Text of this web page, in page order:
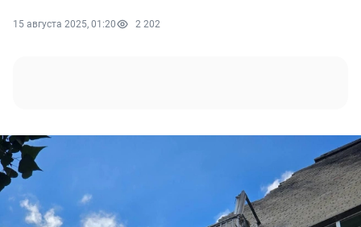
15 августа 2025, 01:20 2 202